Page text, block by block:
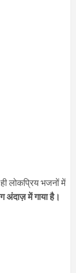
लोकप्रिय भजनों में
में गाया है।